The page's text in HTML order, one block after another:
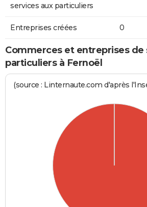
services aux particuliers
Entreprises créées 0
Commerces et entreprises de
particuliers à Fernoël
(source : Linternaute.com d'après